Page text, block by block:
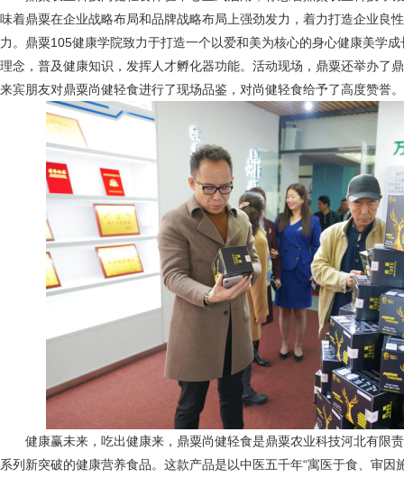
味着鼎粟在企业战略布局和品牌战略布局上强劲发力，着力打造企业良
力。鼎粟105健康学院致力于打造一个以爱和美为核心的身心健康美学
理念，普及健康知识，发挥人才孵化器功能。活动现场，鼎粟还举办了
来宾朋友对鼎粟尚健轻食进行了现场品鉴，对尚健轻食给予了高度赞誉。
健康赢未来，吃出健康来，鼎粟尚健轻食是鼎粟农业科技河北有限
系列新突破的健康营养食品。这款产品是以中医五千年“寓医于食、审因